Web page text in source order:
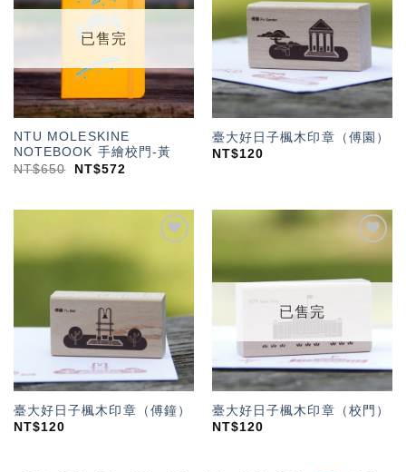
望輕
已售完
NTU MOLESKINE
NOTEBOOK 手繪校門-黃
NT$650 NT$572
望輕
臺大好日子楓木印章（傅園）
NT$120
單」
臺大好日子楓木印章（傅鐘）
NT$120
加入
望輕
已售完
臺大好日子楓木印章（校門）
NT$120